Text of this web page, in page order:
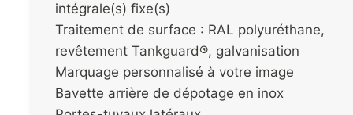
intégrale(s) fixe(s)
Traitement de surface : RAL polyuréthane,
revêtement Tankguard®, galvanisation
Marquage personnalisé à votre image
Bavette arrière de dépotage en inox